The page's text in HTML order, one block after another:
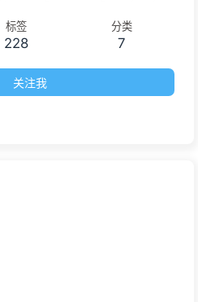
标签
228
分类
7
关注我